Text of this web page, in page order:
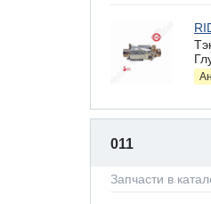
011
Запчасти в